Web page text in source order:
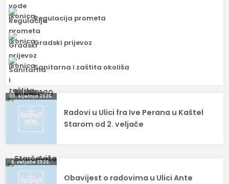
Regulacija prometa
Gradski prijevoz
Sanitarna i zaštita okoliša
Navigacija
objava
30. siječnja 2026.
Radovi u Ulici fra Ive Perana u Kaštel
Starom od 2. veljače
6. veljače 2026.
Obavijest o radovima u Ulici Ante